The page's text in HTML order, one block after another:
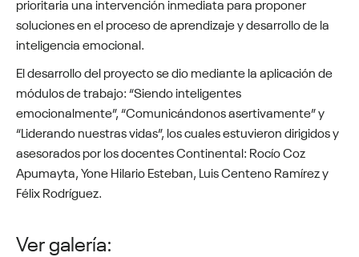
soluciones en el proceso de aprendizaje y desarrollo de la
inteligencia emocional.
El desarrollo del proyecto se dio mediante la aplicación de
módulos de trabajo: “Siendo inteligentes
emocionalmente”, “Comunicándonos asertivamente” y
“Liderando nuestras vidas”, los cuales estuvieron dirigidos y
asesorados por los docentes Continental: Rocío Coz
Apumayta, Yone Hilario Esteban, Luis Centeno Ramírez y
Félix Rodríguez.
Ver galería: